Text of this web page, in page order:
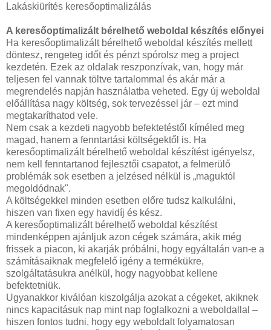
Lakáskiürítés keresőoptimalizálás
A keresőoptimalizált bérelhető weboldal készítés előnyei
Ha keresőoptimalizált bérelhető weboldal készítés mellett
döntesz, rengeteg időt és pénzt spórolsz meg a project
kezdetén. Ezek az oldalak reszponzívak, van, hogy már
teljesen fel vannak töltve tartalommal és akár már a
megrendelés napján használatba veheted. Egy új weboldal
előállítása nagy költség, sok tervezéssel jár – ezt mind
megtakaríthatod vele.
Nem csak a kezdeti nagyobb befektetéstől kíméled meg
magad, hanem a fenntartási költségektől is. Ha
keresőoptimalizált bérelhető weboldal készítést igényelsz,
nem kell fenntartanod fejlesztői csapatot, a felmerülő
problémák sok esetben a jelzésed nélkül is „maguktól
megoldódnak".
A költségekkel minden esetben előre tudsz kalkulálni,
hiszen van fixen egy havidíj és kész.
A keresőoptimalizált bérelhető weboldal készítést
mindenképpen ajánljuk azon cégek számára, akik még
frissek a piacon, ki akarják próbálni, hogy egyáltalán van-e a
számításaiknak megfelelő igény a termékükre,
szolgáltatásukra anélkül, hogy nagyobbat kellene
befektetniük.
Ugyanakkor kiválóan kiszolgálja azokat a cégeket, akiknek
nincs kapacitásuk nap mint nap foglalkozni a weboldallal –
hiszen fontos tudni, hogy egy weboldalt folyamatosan